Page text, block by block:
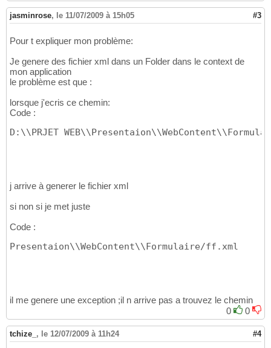
jasminrose, le 11/07/2009 à 15h05 #3
Pour t expliquer mon problème:
Je genere des fichier xml dans un Folder dans le context de
mon application
le problème est que :
lorsque j'ecris ce chemin:
Code :
D:\\PRJET
j arrive à generer le fichier xml
si non si je met juste
Code :
Presentaion\\WebContent\\Formulaire/ff.xml
il me genere une exception ;il n arrive pas a trouvez le chemin
0
0
tchize_ , le 12/07/2009 à 11h24 #4